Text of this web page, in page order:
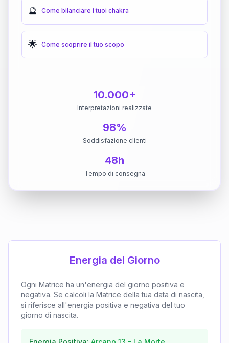
🔮 Come bilanciare i tuoi chakra
🌟 Come scoprire il tuo scopo
10.000+
Interpretazioni realizzate
98%
Soddisfazione clienti
48h
Tempo di consegna
Energia del Giorno
Ogni Matrice ha un'energia del giorno positiva e
negativa. Se calcoli la Matrice della tua data di nascita,
si riferisce all'energia positiva e negativa del tuo
giorno di nascita.